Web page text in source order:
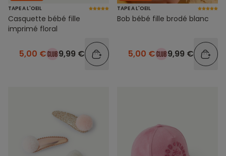
TAPE A L'OEIL
Casquette bébé fille
imprimé floral
5,00 € 9,99 €
TAPE A L'OEIL
Bob bébé fille brodé blanc
5,00 € 9,99 €